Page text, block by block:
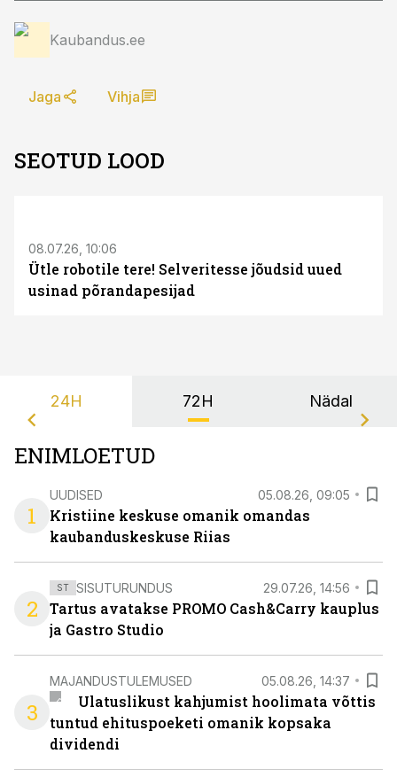
Kaubandus.ee
Jaga Vihja
SEOTUD LOOD
08.07.26, 10:06
Ütle robotile tere! Selveritesse jõudsid uued
usinad põrandapesijad
24H 72H Nädal
ENIMLOETUD
1
UUDISED 05.08.26, 09:05
Kristiine keskuse omanik omandas
kaubanduskeskuse Riias
2
ST SISUTURUNDUS 29.07.26, 14:56
Tartus avatakse PROMO Cash&Carry kauplus
ja Gastro Studio
3
MAJANDUSTULEMUSED 05.08.26, 14:37
Ulatuslikust kahjumist hoolimata võttis
tuntud ehituspoeketi omanik kopsaka
dividendi